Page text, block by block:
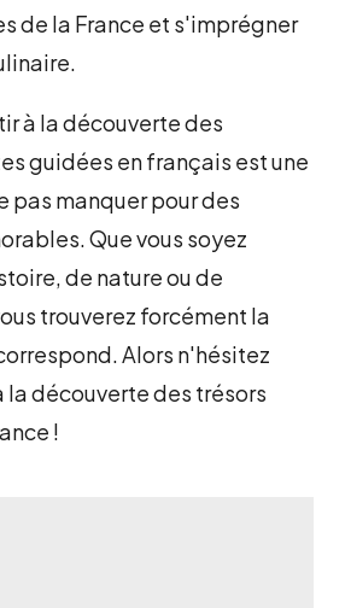
de la France et s'imprégner
à la découverte des
guidées en français est une
pas manquer pour des
Que vous soyez
de nature ou de
trouverez forcément la
Alors n'hésitez
la découverte des trésors
!